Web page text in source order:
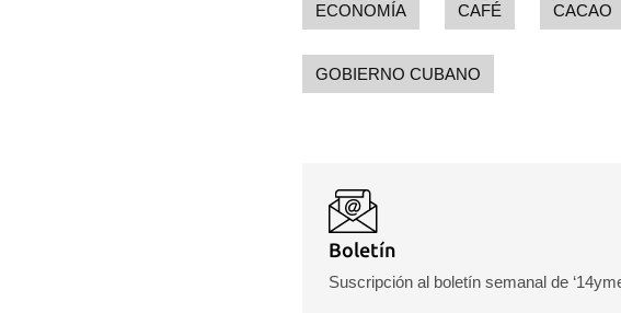
ECONOMÍA CAFÉ CACAO
GOBIERNO CUBANO
Boletín
Suscripción al boletín semanal de